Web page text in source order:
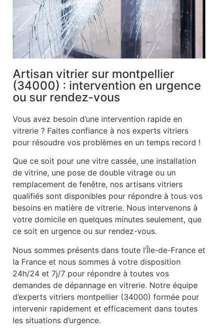
Artisan vitrier sur montpellier
(34000) : intervention en urgence
ou sur rendez-vous
Vous avez besoin d’une intervention rapide en
vitrerie ? Faites confiance à nos experts vitriers
pour résoudre vos problèmes en un temps record !
Que ce soit pour une vitre cassée, une installation
de vitrine, une pose de double vitrage ou un
remplacement de fenêtre, nos artisans vitriers
qualifiés sont disponibles pour répondre à tous vos
besoins en matière de vitrerie. Nous intervenons à
votre domicile en quelques minutes seulement, que
ce soit en urgence ou sur rendez-vous.
Nous sommes présents dans toute l’Île-de-France et
la France et nous sommes à votre disposition
24h/24 et 7j/7 pour répondre à toutes vos
demandes de dépannage en vitrerie. Notre équipe
d’experts vitriers montpellier (34000) formée pour
intervenir rapidement et efficacement dans toutes
les situations d’urgence.